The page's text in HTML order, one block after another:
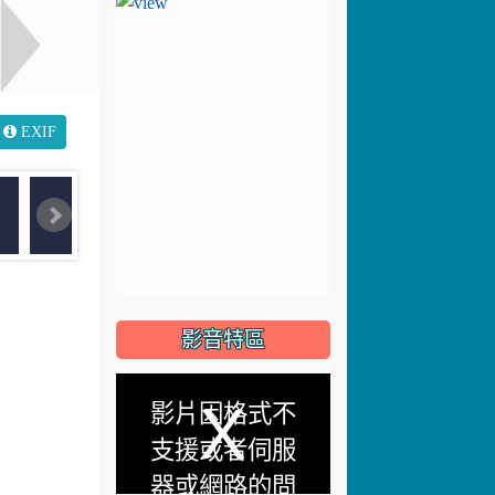
EXIF
影音特區
影片因格式不
支援或者伺服
器或網路的問